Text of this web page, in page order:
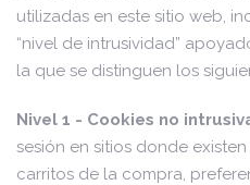
utilizadas en este sitio web,
“nivel de intrusividad”
la que se distinguen los
Nivel 1 - Cookies no
sesión en sitios donde
carritos de la compra,